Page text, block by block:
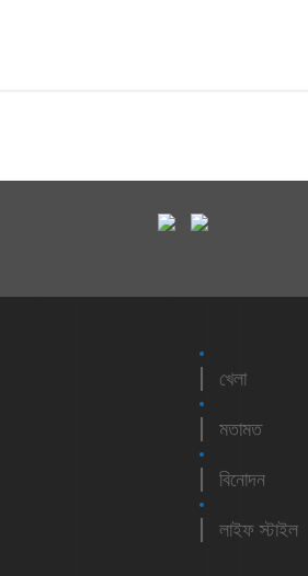
খেলা
মতামত
বিনোদন
লাইফ স্টাইল